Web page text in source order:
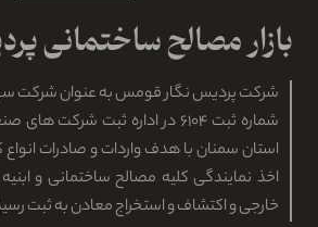
شرکت پردیس نگار قومس به عنوان شرکت
شماره ثبت ۶۱۰۴ در اداره ثبت شرکت
استان سمنان با هدف واردات و صادرات انواع
اخذ نمایندگی کلیه مصالح ساختمانی و
خارجی و اکتشاف و استخراج معادن به ثبت